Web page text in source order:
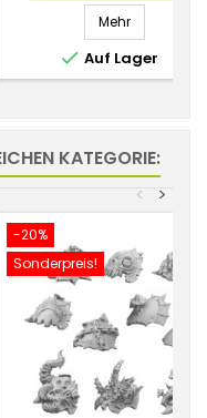
Mehr
 Auf Lager
KATEGORIE:
>
<
-20%
Sonderpreis!